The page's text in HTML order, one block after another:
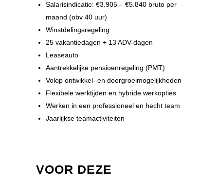
Salarisindicatie: €3.905 – €5.840 bruto per
maand (obv 40 uur)
Winstdelingsregeling
25 vakantiedagen + 13 ADV-dagen
Leaseauto
Aantrekkelijke pensioenregeling (PMT)
Volop ontwikkel- en doorgroeimogelijkheden
Flexibele werktijden en hybride werkopties
Werken in een professioneel en hecht team
Jaarlijkse teamactiviteiten
VOOR DEZE